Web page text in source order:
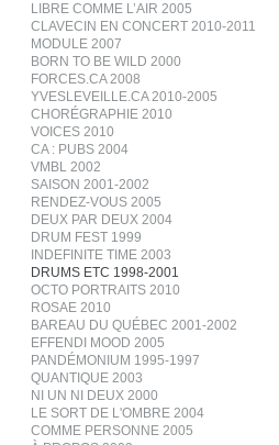
LIBRE COMME L’AIR 2005
CLAVECIN EN CONCERT 2010-2011
MODULE 2007
BORN TO BE WILD 2000
FORCES.CA 2008
YVESLEVEILLE.CA 2010-2005
CHORÉGRAPHIE 2010
VOICES 2010
CA : PUBS 2004
VMBL 2002
SAISON 2001-2002
RENDEZ-VOUS 2005
DEUX PAR DEUX 2004
DRUM FEST 1999
INDEFINITE TIME 2003
DRUMS ETC 1998-2001
OCTO PORTRAITS 2010
ROSAE 2010
BAREAU DU QUÉBEC 2001-2002
EFFENDI MOOD 2005
PANDÉMONIUM 1995-1997
QUANTIQUE 2003
NI UN NI DEUX 2000
LE SORT DE L'OMBRE 2004
COMME PERSONNE 2005